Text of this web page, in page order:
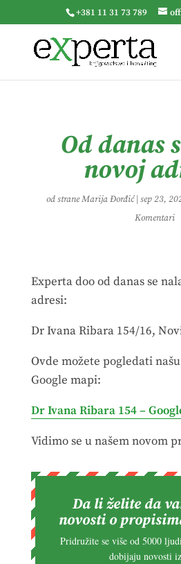
+381 11 31 73 789
Od danas
novoj
od straneMarija Đorđić|sep 23,
Komentari
Experta doo od danas se
adresi:
Dr Ivana Ribara 154/16,
Ovde možete pogledati
Google mapi:
Dr Ivana Ribara 154 –
Vidimo se u našem novom
Da li želite da
novosti o
Pridružite se više od 5000
dobijaju novosti